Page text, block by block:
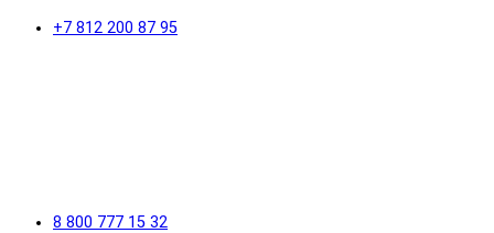
+7 812 200 87 95
8 800 777 15 32